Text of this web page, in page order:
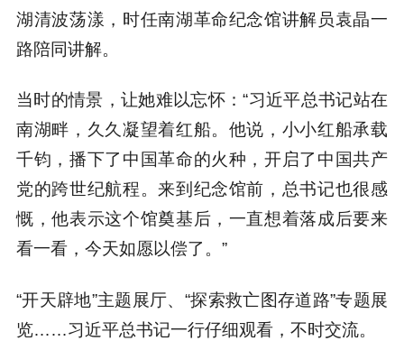
湖清波荡漾，时任南湖革命纪念馆讲解员袁晶一
路陪同讲解。
当时的情景，让她难以忘怀：“习近平总书记站在
南湖畔，久久凝望着红船。他说，小小红船承载
千钧，播下了中国革命的火种，开启了中国共产
党的跨世纪航程。来到纪念馆前，总书记也很感
慨，他表示这个馆奠基后，一直想着落成后要来
看一看，今天如愿以偿了。”
“开天辟地”主题展厅、“探索救亡图存道路”专题展
览……习近平总书记一行仔细观看，不时交流。